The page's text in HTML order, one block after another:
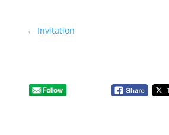
← Invitation